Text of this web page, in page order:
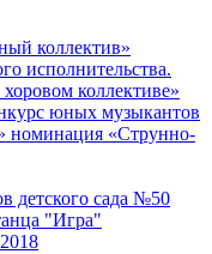
коллектив»
исполнительства.
коллективе»
юных музыкантов
номинация «Струнно-
детского сада №50
"Игра"